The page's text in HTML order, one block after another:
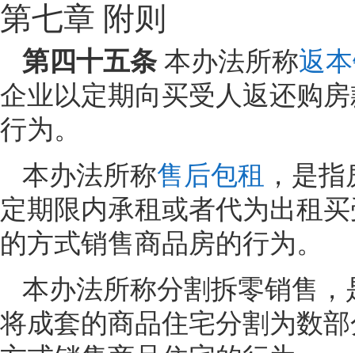
第七章 附则
第四十五条 本办法所称返
企业以定期向买受人返还购
行为。
本办法所称售后包租 ，是
定期限内承租或者代为出租
的方式销售商品房的行为。
本办法所称分割拆零销售
将成套的商品住宅分割为数